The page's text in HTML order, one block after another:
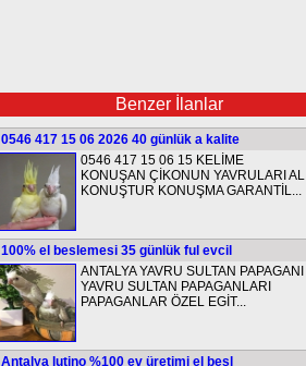
Benzer İlanlar
0546 417 15 06 2026 40 günlük a kalite
0546 417 15 06 15 KELİME
KONUŞAN ÇİKONUN YAVRULARI AL
KONUŞTUR KONUŞMA GARANTİL...
100% el beslemesi 35 günlük ful evcil
ANTALYA YAVRU SULTAN PAPAGANI
YAVRU SULTAN PAPAGANLARI
PAPAGANLAR ÖZEL EGİT...
Antalya lutino %100 ev üretimi el besl